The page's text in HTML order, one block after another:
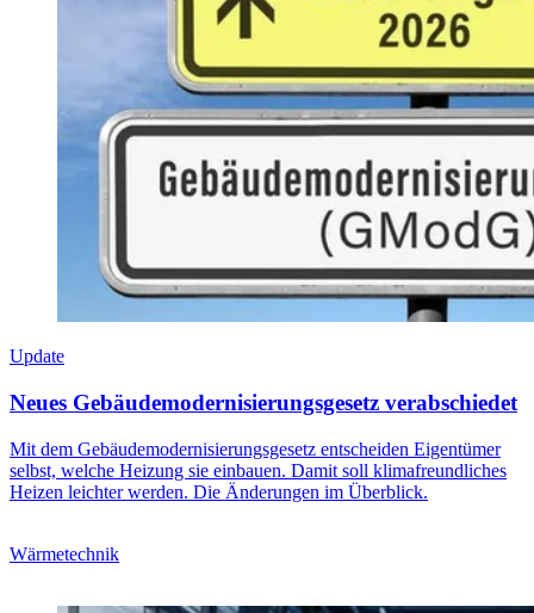
Update
Neues Gebäudemodernisierungsgesetz verabschiedet
Mit dem Gebäudemodernisierungsgesetz entscheiden Eigentümer
selbst, welche Heizung sie einbauen. Damit soll klimafreundliches
Heizen leichter werden. Die Änderungen im Überblick.
Wärmetechnik